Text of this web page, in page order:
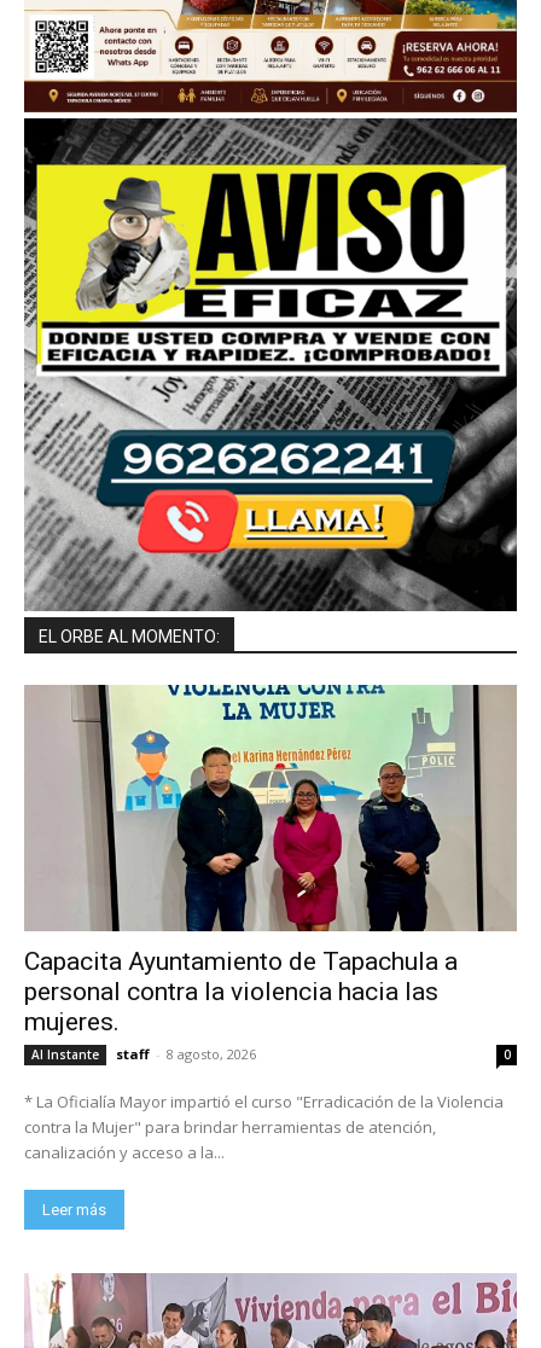
EL ORBE AL MOMENTO:
Capacita Ayuntamiento de Tapachula a
personal contra la violencia hacia las
mujeres.
Al Instante staff - 8 agosto, 2026 0
* La Oficialía Mayor impartió el curso "Erradicación de la Violencia
contra la Mujer" para brindar herramientas de atención,
canalización y acceso a la...
Leer más